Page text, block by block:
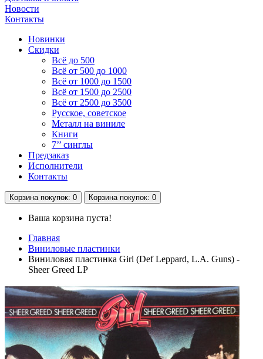
Новости
Контакты
Новинки
Скидки
Всё до 500
Всё от 500 до 1000
Всё от 1000 до 1500
Всё от 1500 до 2500
Всё от 2500 до 3500
Русское, советское
Металл на виниле
Книги
7’’ синглы
Предзаказ
Исполнители
Контакты
Корзина покупок: 0 Корзина покупок: 0
Ваша корзина пуста!
Главная
Виниловые пластинки
Виниловая пластинка Girl (Def Leppard, L.A. Guns) -
Sheer Greed LP